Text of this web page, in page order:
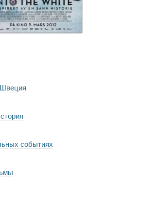
Швеция
событиях